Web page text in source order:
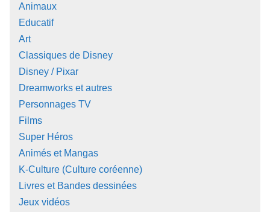
Animaux
Educatif
Art
Classiques de Disney
Disney / Pixar
Dreamworks et autres
Personnages TV
Films
Super Héros
Animés et Mangas
K-Culture (Culture coréenne)
Livres et Bandes dessinées
Jeux vidéos